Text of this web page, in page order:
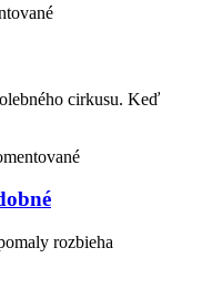
cirkusu. Keď
rozbieha